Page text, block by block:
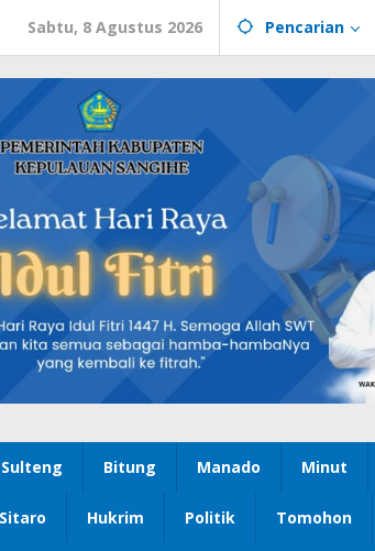
Sabtu, 8 Agustus 2026 Pencarian
Sulteng Bitung Manado Minut
Sitaro Hukrim Politik Tomohon